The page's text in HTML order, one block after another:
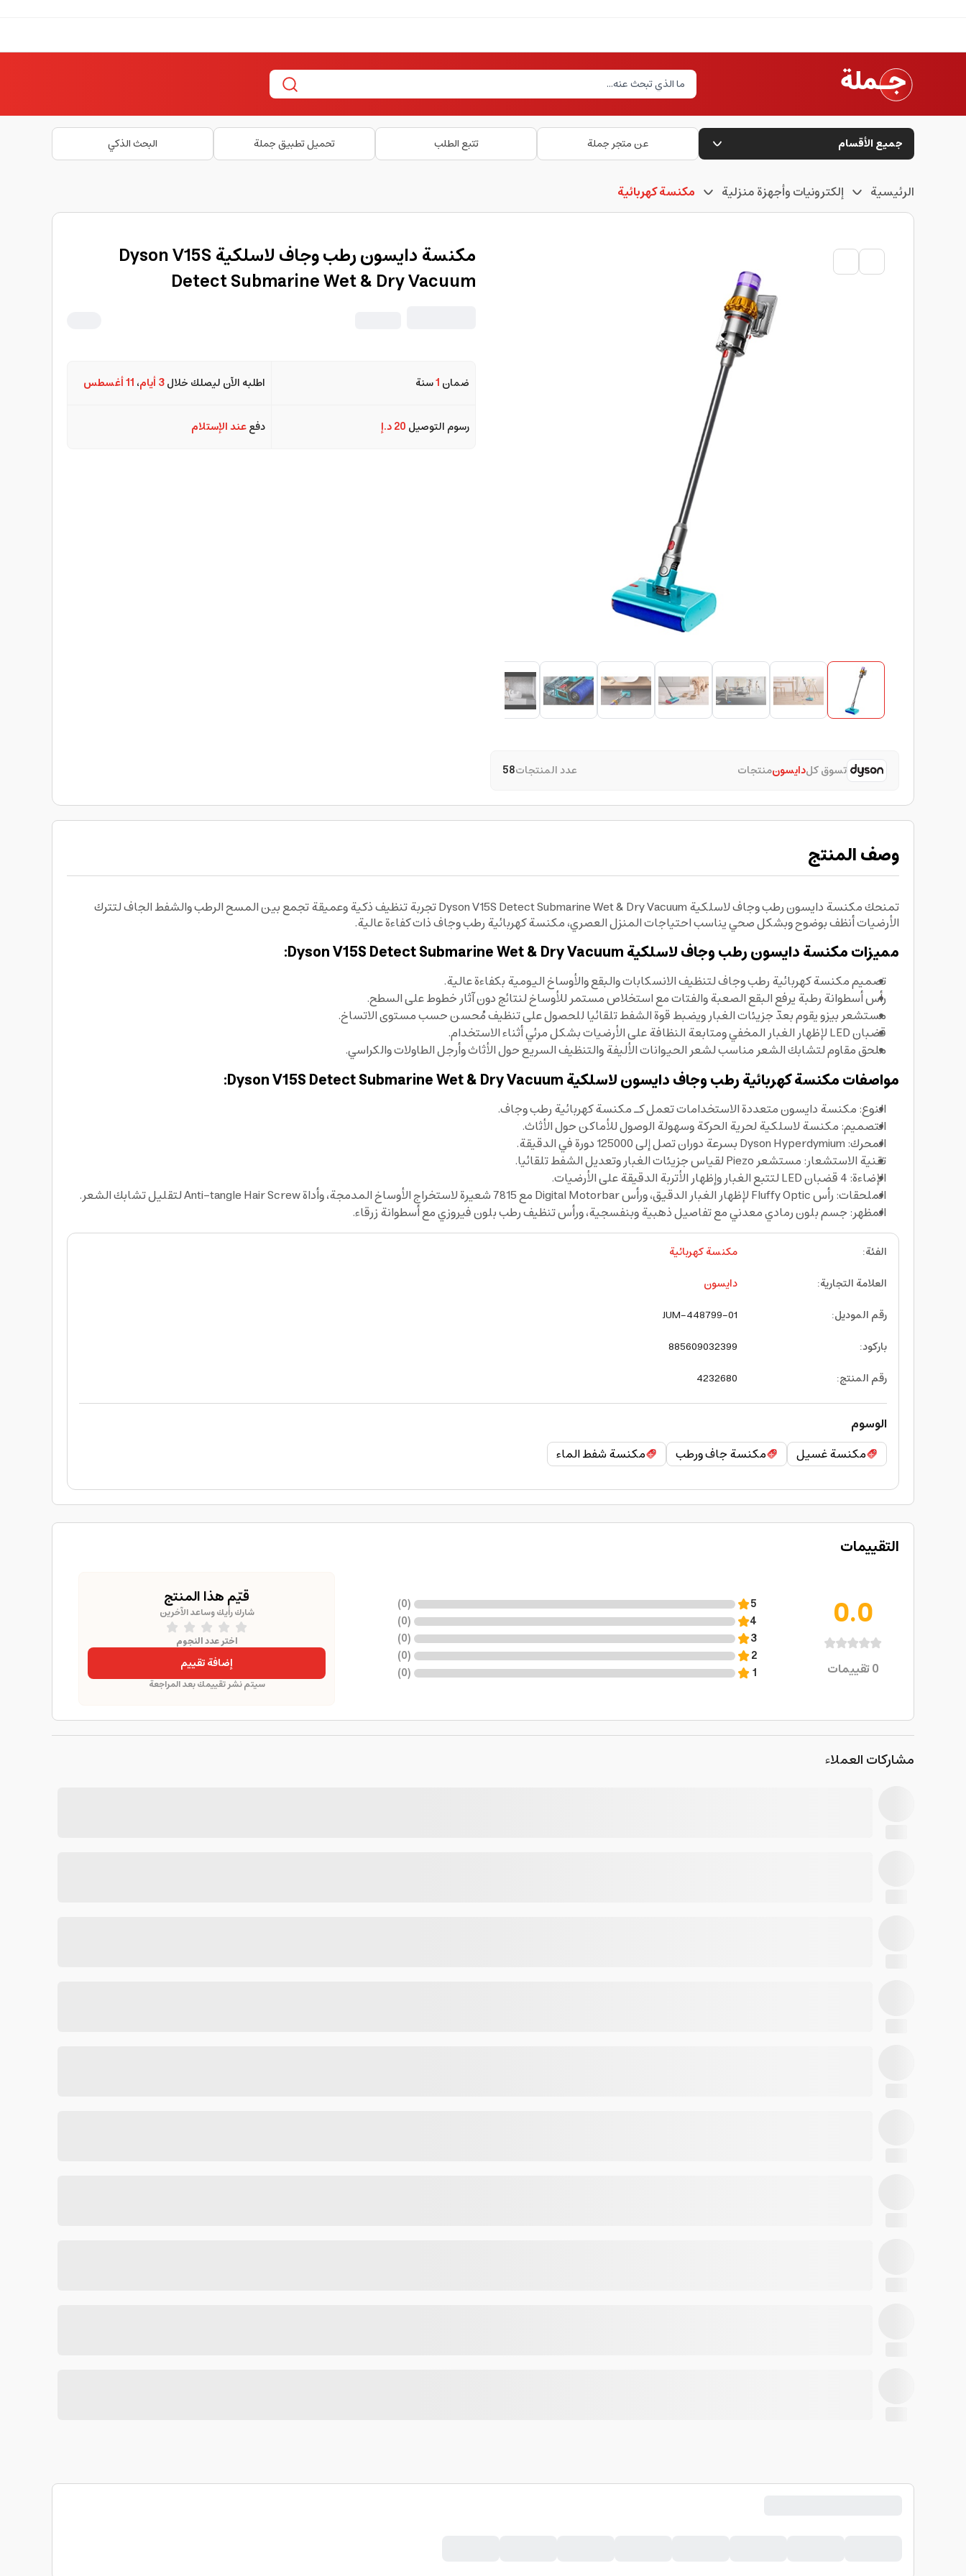
جميع الأقسام عن متجر جملة تتبع الطلب تحميل تطبيق جملة البحث الذكي
الرئيسية إلكترونيات وأجهزة منزلية مكنسة كهربائية
تسوق كلدايسونمنتجات عدد المنتجات58
مكنسة دايسون رطب وجاف لاسلكية Dyson V15S
Detect Submarine Wet & Dry Vacuum
ضمان 1سنة اطلبه الآن ليصلك خلال3 أيام ، 11 أغسطس
رسوم التوصيل 20 د.إ دفععند الإستلام
وصف المنتج
تمنحك مكنسة دايسون رطب وجاف لاسلكية Dyson V15S Detect Submarine Wet & Dry Vacuum تجربة تنظيف ذكية وعميقة تجمع بين المسح الرطب والشفط الجاف لتترك
الأرضيات أنظف بوضوح وبشكل صحي يناسب احتياجات المنزل العصري، مكنسة كهربائية رطب وجاف ذات كفاءة عالية.
مميزات مكنسة دايسون رطب وجاف لاسلكية Dyson V15S Detect Submarine Wet & Dry Vacuum:
تصميم مكنسة كهربائية رطب وجاف لتنظيف الانسكابات والبقع والأوساخ اليومية بكفاءة عالية.
رأس أسطوانة رطبة يرفع البقع الصعبة والفتات مع استخلاص مستمر للأوساخ لنتائج دون آثار خطوط على السطح.
مستشعر بيزو يقوم بعدّ جزيئات الغبار ويضبط قوة الشفط تلقائيا للحصول على تنظيف مُحسن حسب مستوى الاتساخ.
قضبان LED لإظهار الغبار المخفي ومتابعة النظافة على الأرضيات بشكل مرئي أثناء الاستخدام.
ملحق مقاوم لتشابك الشعر مناسب لشعر الحيوانات الأليفة والتنظيف السريع حول الأثاث وأرجل الطاولات والكراسي.
مواصفات مكنسة كهربائية رطب وجاف دايسون لاسلكية Dyson V15S Detect Submarine Wet & Dry Vacuum:
النوع: مكنسة دايسون متعددة الاستخدامات تعمل كـ مكنسة كهربائية رطب وجاف.
التصميم: مكنسة لاسلكية لحرية الحركة وسهولة الوصول للأماكن حول الأثاث.
المحرك: Dyson Hyperdymium بسرعة دوران تصل إلى 125000 دورة في الدقيقة.
تقنية الاستشعار: مستشعر Piezo لقياس جزيئات الغبار وتعديل الشفط تلقائيا.
الإضاءة: 4 قضبان LED لتتبع الغبار وإظهار الأتربة الدقيقة على الأرضيات.
الملحقات: رأس Fluffy Optic لإظهار الغبار الدقيق، ورأس Digital Motorbar مع 7815 شعيرة لاستخراج الأوساخ المدمجة، وأداة Anti-tangle Hair Screw لتقليل تشابك الشعر.
المظهر: جسم بلون رمادي معدني مع تفاصيل ذهبية وبنفسجية، ورأس تنظيف رطب بلون فيروزي مع أسطوانة زرقاء.
الفئة:
مكنسة كهربائية
العلامة التجارية:
دايسون
رقم الموديل:
JUM-448799-01
باركود:
885609032399
رقم المنتج:
4232680
الوسوم
مكنسة غسيل
مكنسة جاف ورطب مكنسة شفط الماء
التقييمات
0.0
0تقييمات
5
(
0
)
4
(
0
)
3
(
0
)
2
(
0
)
1
(
0
)
قيّم هذا المنتج
شارك رأيك وساعد الآخرين
اختر عدد النجوم
إضافة تقييم
سيتم نشر تقييمك بعد المراجعة
مشاركات العملاء